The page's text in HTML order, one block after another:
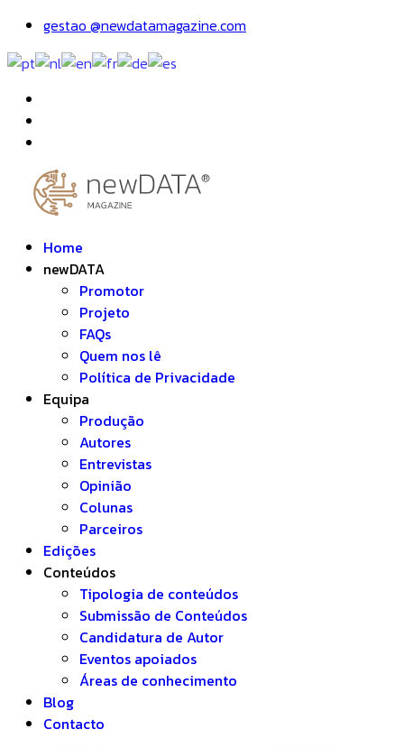
gestao @newdatamagazine.com
Home
newDATA
Promotor
Projeto
FAQs
Quem nos lê
Política de Privacidade
Equipa
Produção
Autores
Entrevistas
Opinião
Colunas
Parceiros
Edições
Conteúdos
Tipologia de conteúdos
Submissão de Conteúdos
Candidatura de Autor
Eventos apoiados
Áreas de conhecimento
Blog
Contacto